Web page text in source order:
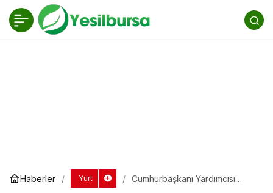
Haberler Yurt
Cumhurbaşkanı Yardımcısı
Cumhurbaşkanı Yardımcısı Yılmaz: ‘Tek bir